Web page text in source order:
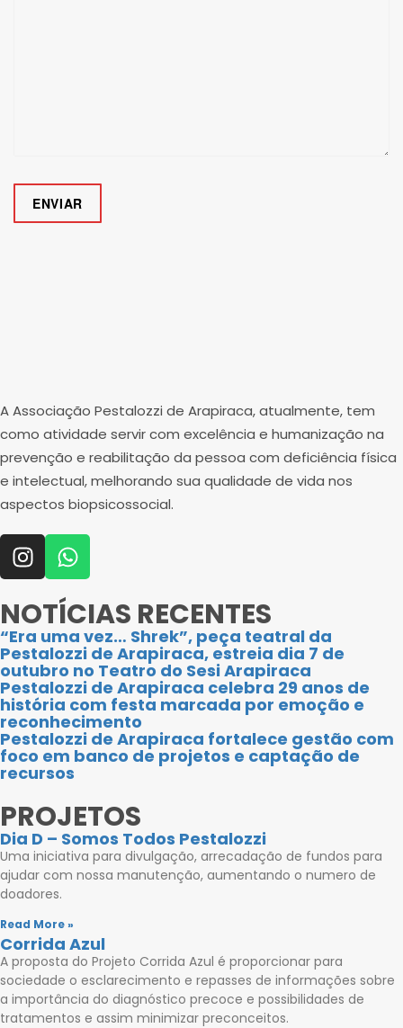
A Associação Pestalozzi de Arapiraca, atualmente, tem
como atividade servir com excelência e humanização na
prevenção e reabilitação da pessoa com deficiência física
e intelectual, melhorando sua qualidade de vida nos
aspectos biopsicossocial.
NOTÍCIAS RECENTES
“Era uma vez… Shrek”, peça teatral da
Pestalozzi de Arapiraca, estreia dia 7 de
outubro no Teatro do Sesi Arapiraca
Pestalozzi de Arapiraca celebra 29 anos de
história com festa marcada por emoção e
reconhecimento
Pestalozzi de Arapiraca fortalece gestão com
foco em banco de projetos e captação de
recursos
PROJETOS
Dia D – Somos Todos Pestalozzi
Uma iniciativa para divulgação, arrecadação de fundos para
ajudar com nossa manutenção, aumentando o numero de
doadores.
Read More »
Corrida Azul
A proposta do Projeto Corrida Azul é proporcionar para
sociedade o esclarecimento e repasses de informações sobre
a importância do diagnóstico precoce e possibilidades de
tratamentos e assim minimizar preconceitos.